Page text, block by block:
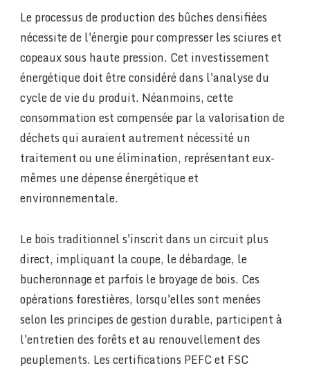
Le processus de production des bûches densifiées
nécessite de l'énergie pour compresser les sciures et
copeaux sous haute pression. Cet investissement
énergétique doit être considéré dans l'analyse du
cycle de vie du produit. Néanmoins, cette
consommation est compensée par la valorisation de
déchets qui auraient autrement nécessité un
traitement ou une élimination, représentant eux-
mêmes une dépense énergétique et
environnementale.
Le bois traditionnel s'inscrit dans un circuit plus
direct, impliquant la coupe, le débardage, le
bucheronnage et parfois le broyage de bois. Ces
opérations forestières, lorsqu'elles sont menées
selon les principes de gestion durable, participent à
l'entretien des forêts et au renouvellement des
peuplements. Les certifications PEFC et FSC